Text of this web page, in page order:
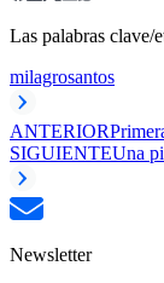
Las palabras clave/
milagrosantos
ANTERIOR
SIGUIENTEUna
Newsletter